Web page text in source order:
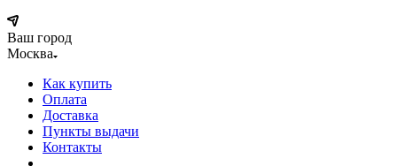
Ваш город
Москва
Как купить
Оплата
Доставка
Пункты выдачи
Контакты
...